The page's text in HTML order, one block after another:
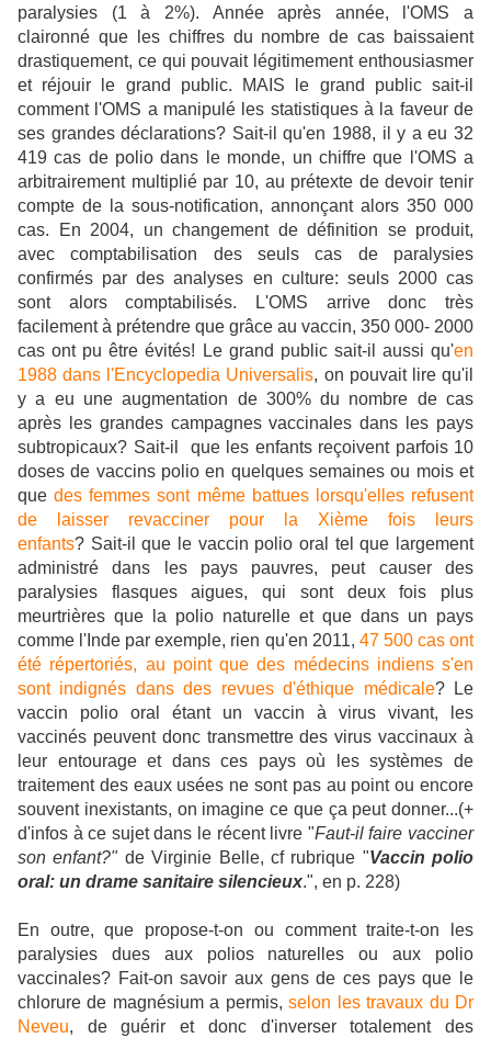
paralysies (1 à 2%). Année après année, l'OMS a
claironné que les chiffres du nombre de cas baissaient
drastiquement, ce qui pouvait légitimement enthousiasmer
et réjouir le grand public. MAIS le grand public sait-il
comment l'OMS a manipulé les statistiques à la faveur de
ses grandes déclarations? Sait-il qu'en 1988, il y a eu 32
419 cas de polio dans le monde, un chiffre que l'OMS a
arbitrairement multiplié par 10, au prétexte de devoir tenir
compte de la sous-notification, annonçant alors 350 000
cas. En 2004, un changement de définition se produit,
avec comptabilisation des seuls cas de paralysies
confirmés par des analyses en culture: seuls 2000 cas
sont alors comptabilisés. L'OMS arrive donc très
facilement à prétendre que grâce au vaccin, 350 000- 2000
cas ont pu être évités!
Le grand public sait-il aussi qu'en
1988 dans l'Encyclopedia Universalis, on pouvait lire qu'il
y a eu une augmentation de 300% du nombre de cas
après les grandes campagnes vaccinales dans les pays
subtropicaux? Sait-il que les enfants reçoivent parfois 10
doses de vaccins polio en quelques semaines ou mois et
quedes femmes sont même battues lorsqu'elles refusent
de laisser revacciner pour la Xième fois leurs
enfants? Sait-il que le vaccin polio oral tel que largement
administré dans les pays pauvres, peut causer des
paralysies flasques aigues, qui sont deux fois plus
meurtrières que la polio naturelle et que dans un pays
comme l'Inde par exemple, rien qu'en 2011, 47 500 cas ont
été répertoriés, au point que des médecins indiens s'en
sont indignés dans des revues d'éthique médicale? Le
vaccin polio oral étant un vaccin à virus vivant, les
vaccinés peuvent donc transmettre des virus vaccinaux à
leur entourage et dans ces pays où les systèmes de
traitement des eaux usées ne sont pas au point ou encore
souvent inexistants, on imagine ce que ça peut donner...(+
d'infos à ce sujet dans le récent livre "Faut-il faire vacciner
son enfant?"de Virginie Belle, cf rubrique "Vaccin polio
oral: un drame sanitaire silencieux.", en p. 228)
En outre, que propose-t-on ou comment traite-t-on les
paralysies dues aux polios naturelles ou aux polio
vaccinales? Fait-on savoir aux gens de ces pays que le
chlorure de magnésium a permis,selon les travaux du Dr
Neveu, de guérir et donc d'inverser totalement des